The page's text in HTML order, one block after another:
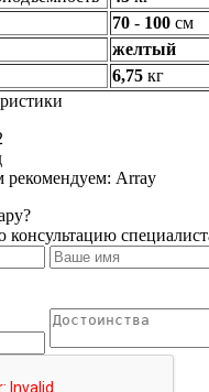
70 - 100 см
желтый
6,75 кг
рекомендуем: Array
консультацию